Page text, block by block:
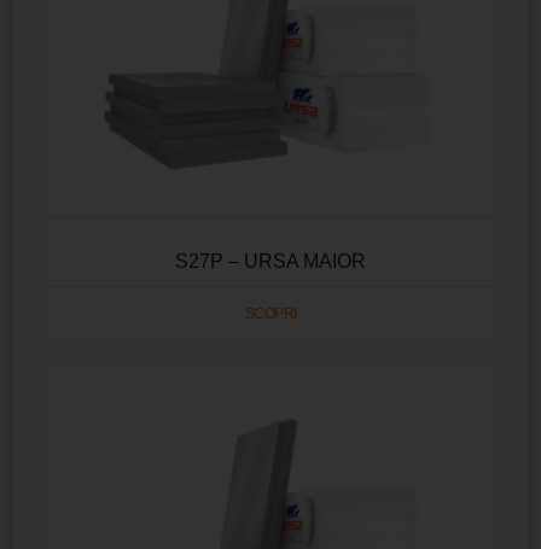
S27P – URSA MAIOR
SCOPRI